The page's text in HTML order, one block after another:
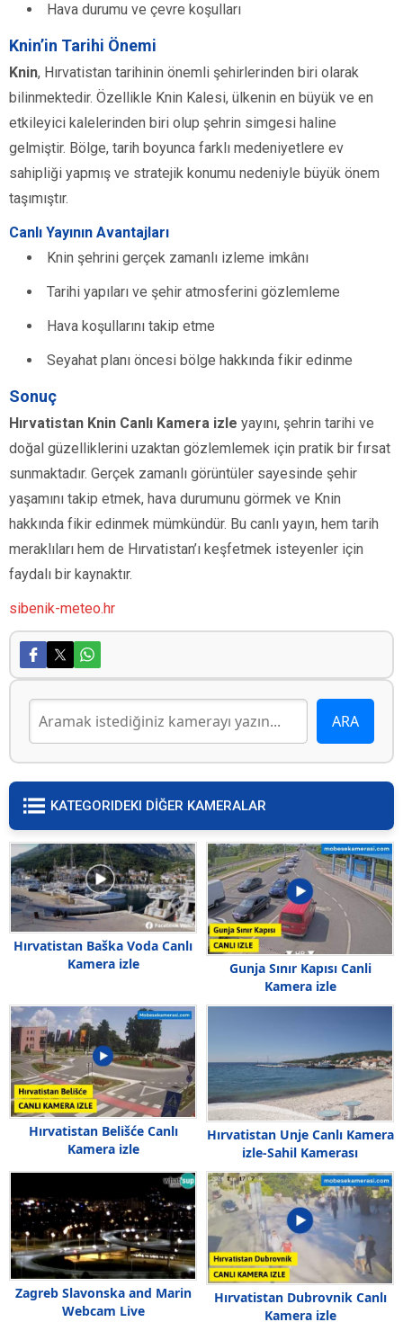
Hava durumu ve çevre koşulları
Knin’in Tarihi Önemi
Knin, Hırvatistan tarihinin önemli şehirlerinden biri olarak
bilinmektedir. Özellikle Knin Kalesi, ülkenin en büyük ve en
etkileyici kalelerinden biri olup şehrin simgesi haline
gelmiştir. Bölge, tarih boyunca farklı medeniyetlere ev
sahipliği yapmış ve stratejik konumu nedeniyle büyük önem
taşımıştır.
Canlı Yayının Avantajları
Knin şehrini gerçek zamanlı izleme imkânı
Tarihi yapıları ve şehir atmosferini gözlemleme
Hava koşullarını takip etme
Seyahat planı öncesi bölge hakkında fikir edinme
Sonuç
Hırvatistan Knin Canlı Kamera izle yayını, şehrin tarihi ve
doğal güzelliklerini uzaktan gözlemlemek için pratik bir fırsat
sunmaktadır. Gerçek zamanlı görüntüler sayesinde şehir
yaşamını takip etmek, hava durumunu görmek ve Knin
hakkında fikir edinmek mümkündür. Bu canlı yayın, hem tarih
meraklıları hem de Hırvatistan’ı keşfetmek isteyenler için
faydalı bir kaynaktır.
sibenik-meteo.hr
KATEGORIDEKI DİĞER KAMERALAR
Hırvatistan Baška Voda Canlı
Kamera izle
Gunja Sınır Kapısı Canli
Kamera izle
Hırvatistan Belišće Canlı
Kamera izle
Hırvatistan Unje Canlı Kamera
izle-Sahil Kamerası
Zagreb Slavonska and Marin
Webcam Live
Hırvatistan Dubrovnik Canlı
Kamera izle